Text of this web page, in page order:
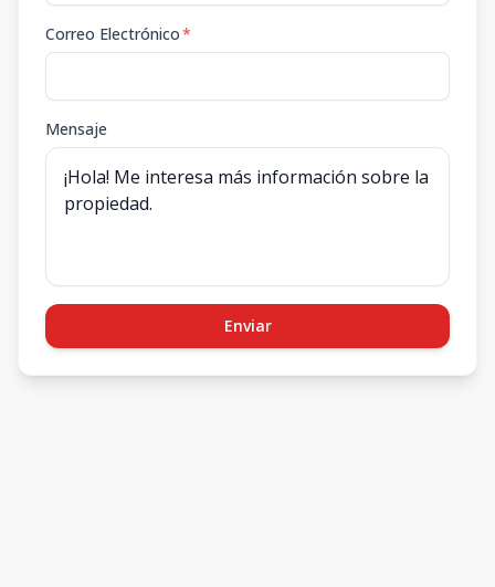
Correo Electrónico*
Mensaje
Enviar